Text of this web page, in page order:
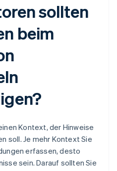
sollten
beim
Kontext, der Hinweise
soll. Je mehr Kontext Sie
erfassen, desto
sein. Darauf sollten Sie